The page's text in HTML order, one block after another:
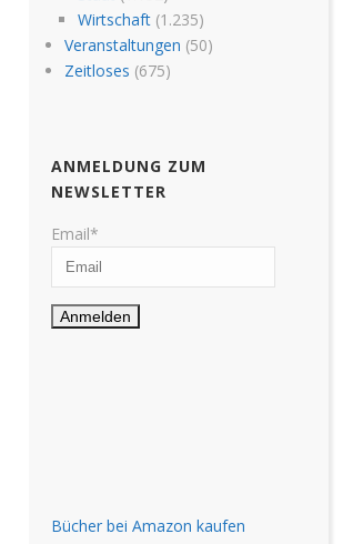
Wirtschaft(1.235)
Veranstaltungen (50)
Zeitloses (675)
ANMELDUNG ZUM
NEWSLETTER
Email*
Bücher bei Amazon kaufen